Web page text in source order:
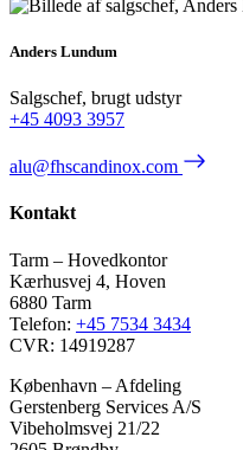
Anders Lundum
Salgschef, brugt udstyr
+45 4093 3957
alu@fhscandinox.com
Kontakt
Tarm – Hovedkontor
Kærhusvej 4, Hoven
6880 Tarm
Telefon: +45 7534 3434
CVR: 14919287
København – Afdeling
Gerstenberg Services A/S
Vibeholmsvej 21/22